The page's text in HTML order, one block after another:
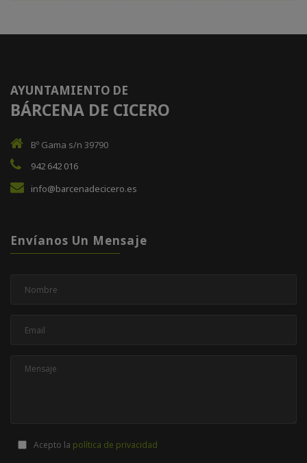
AYUNTAMIENTO DE
BÁRCENA DE CICERO
Bº Gama s/n 39790
942 642 016
info@barcenadecicero.es
Envíanos Un Mensaje
Acepto la política de privacidad